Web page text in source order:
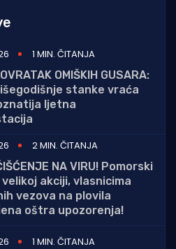
1 MIN. ČITANJA
OMIŠKIH GUSARA:
stanke vraća
ljetna
2 MIN. ČITANJA
NA VIRU! Pomorski
akciji, vlasnicima
vezova na plovila
oštra upozorenja!
1 MIN. ČITANJA